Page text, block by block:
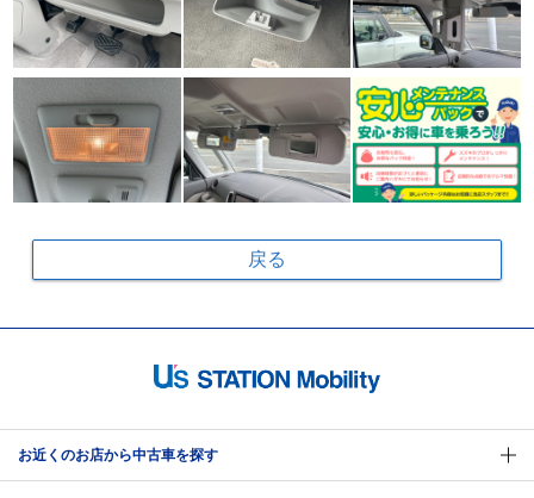
戻る
お近くのお店から中古車を探す